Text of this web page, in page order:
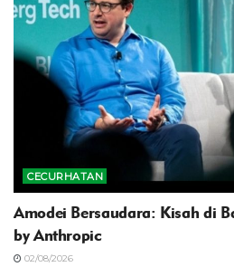
CECURHATAN
Amodei Bersaudara: Kisah di
by Anthropic
02/08/2026